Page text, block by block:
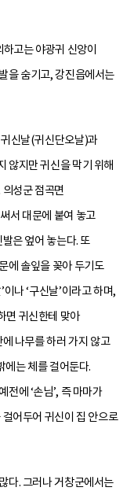
고는 야광귀 신앙이
을 숨기고, 강진읍에서는
신날(귀신단오날)과
않지만 귀신을 막기 위해
성군 점곡면
서 대문에 붙여 놓고
은 엎어 놓는다. 또
에 솔잎을 꽂아 두기도
나 ‘구신날’이라고 하며,
면 귀신한테 맞아
나무를 하러 가지 않고
에는 체를 걸어둔다.
전에 ‘손님’, 즉 마마가
어두어 귀신이 집 안으로
다. 그러나 거창군에서는